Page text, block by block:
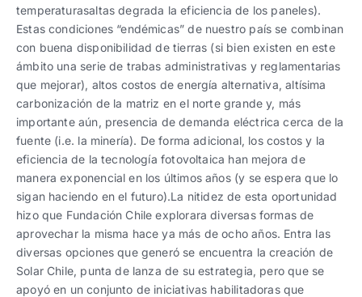
temperaturasaltas degrada la eficiencia de los paneles).
Estas condiciones “endémicas” de nuestro país se combinan
con buena disponibilidad de tierras (si bien existen en este
ámbito una serie de trabas administrativas y reglamentarias
que mejorar), altos costos de energía alternativa, altísima
carbonización de la matriz en el norte grande y, más
importante aún, presencia de demanda eléctrica cerca de la
fuente (i.e. la minería). De forma adicional, los costos y la
eficiencia de la tecnología fotovoltaica han mejora de
manera exponencial en los últimos años (y se espera que lo
sigan haciendo en el futuro).La nitidez de esta oportunidad
hizo que Fundación Chile explorara diversas formas de
aprovechar la misma hace ya más de ocho años. Entra las
diversas opciones que generó se encuentra la creación de
Solar Chile, punta de lanza de su estrategia, pero que se
apoyó en un conjunto de iniciativas habilitadoras que